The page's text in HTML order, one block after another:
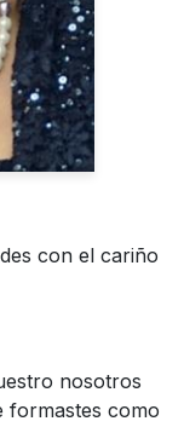
con el cariño
nosotros
formastes como